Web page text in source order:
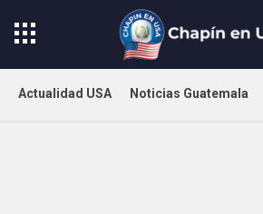
Actualidad USA Noticias Guatemala